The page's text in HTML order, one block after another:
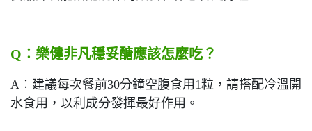
Q ︰ 樂健非凡穩妥醣應該怎麼吃 ？
A︰建議每次餐前30分鐘空腹食用1粒，請搭配冷溫開
水食用，以利成分發揮最好作用。